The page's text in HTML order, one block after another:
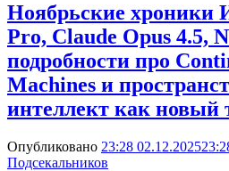
Ноябрьские хроники
Pro, Claude Opus 4.5,
подробности про
Machines и
интеллект как новый
Опубликовано 23:28 02.12.2025
Подсекальников